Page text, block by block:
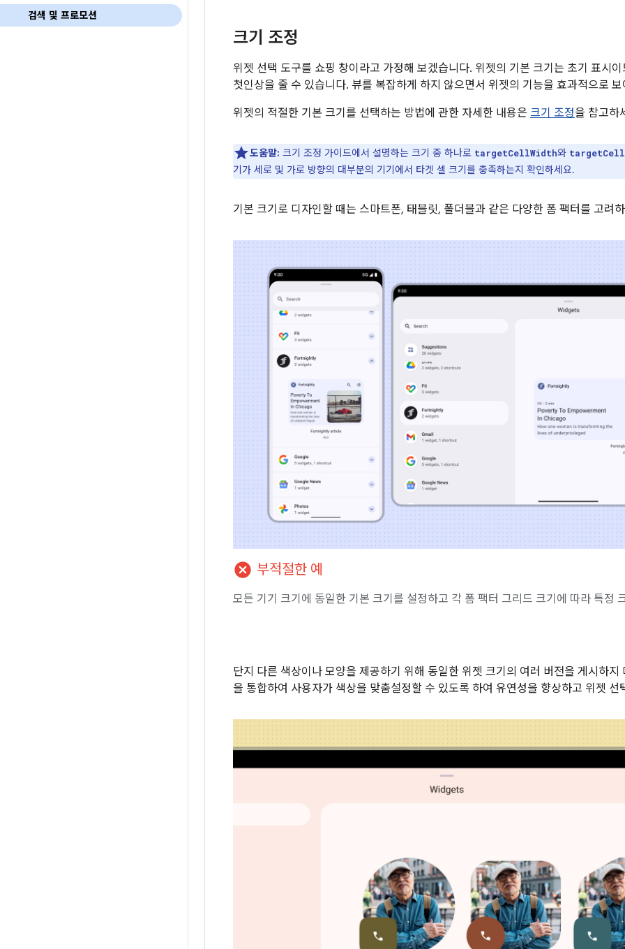
검색 및 프로모션
크기 조정
위젯 선택 도구를 쇼핑 창이라고 가정해 보겠습니다. 위젯의 기본 크기는 초기 표시
첫인상을 줄 수 있습니다. 뷰를 복잡하게 하지 않으면서 위젯의 기능을 효과적으로
위젯의 적절한 기본 크기를 선택하는 방법에 관한 자세한 내용은 크기 조정을 참고하
도움말: 크기 조정 가이드에서 설명하는 크기 중 하나로 targetCellWidth와
기가 세로 및 가로 방향의 대부분의 기기에서 타겟 셀 크기를 충족하는지 확인하세요.
기본 크기로 디자인할 때는 스마트폰, 태블릿, 폴더블과 같은 다양한 폼 팩터를 고려
cancel 부적절한 예
모든 기기 크기에 동일한 기본 크기를 설정하고 각 폼 팩터 그리드 크기에 따라 특정
단지 다른 색상이나 모양을 제공하기 위해 동일한 위젯 크기의 여러 버전을 게시하
을 통합하여 사용자가 색상을 맞춤설정할 수 있도록 하여 유연성을 향상하고 위젯 선